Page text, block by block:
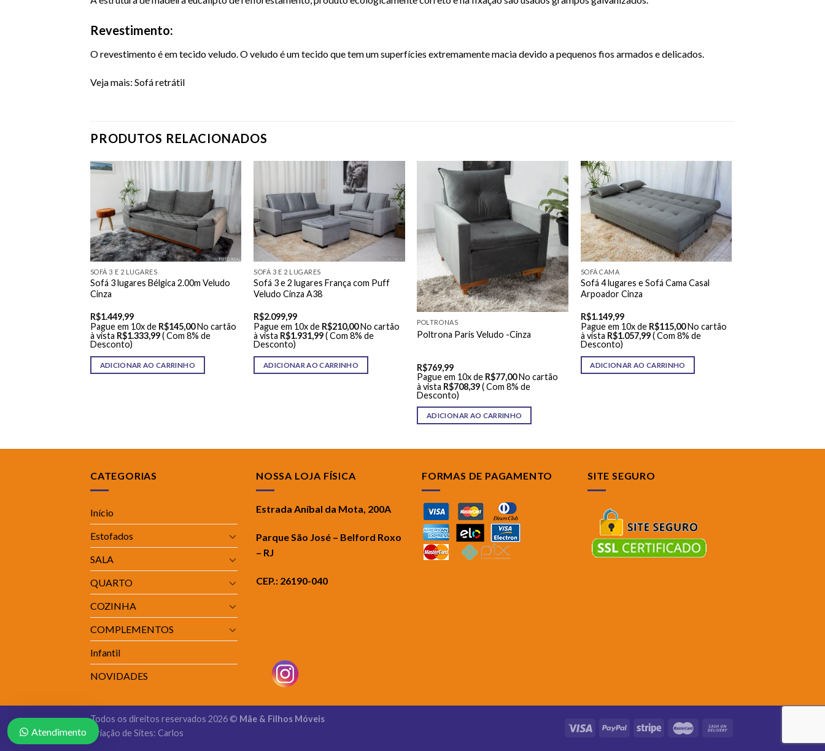
Revestimento:
O revestimento é em tecido veludo. O veludo é um tecido que tem um superfícies extremamente macia devido a pequenos fios armados e delicados.
Veja mais: Sofá retrátil
PRODUTOS RELACIONADOS
SOFÁ 3 E 2 LUGARES
Sofá 3 lugares Bélgica 2.00m Veludo
Cinza
R$1.449,99
Pague em 10x de R$145,00No cartão
à vista R$1.333,99( Com 8% de
Desconto)
ADICIONAR AO CARRINHO
SOFÁ 3 E 2 LUGARES
Sofá 3 e 2 lugares França com Puff
Veludo Cinza A38
R$2.099,99
Pague em 10x de R$210,00No cartão
à vista R$1.931,99( Com 8% de
Desconto)
ADICIONAR AO CARRINHO
POLTRONAS
Poltrona Paris Veludo -Cinza
R$769,99
Pague em 10x de R$77,00No cartão
à vista R$708,39( Com 8% de
Desconto)
ADICIONAR AO CARRINHO
SOFÁ CAMA
Sofá 4 lugares e Sofá Cama Casal
Arpoador Cinza
R$1.149,99
Pague em 10x de R$115,00 No cartão
à vista R$1.057,99 ( Com 8% de
Desconto)
ADICIONAR AO CARRINHO
CATEGORIAS
Início
Estofados
SALA
QUARTO
COZINHA
COMPLEMENTOS
Infantil
NOVIDADES
NOSSA LOJA FÍSICA
Estrada Aníbal da Mota, 200A
Parque São José – Belford Roxo
– RJ
CEP.: 26190-040
FORMAS DE PAGAMENTO SITE SEGURO
Todos os direitos reservados 2026 © Mãe & Filhos Móveis
Criação de Sites: Carlos
Atendimento